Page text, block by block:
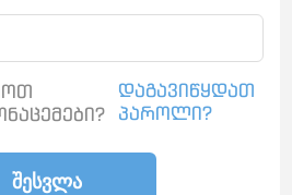
დაგავიწყდათ
პაროლი?
ᲨᲔᲡᲕᲚᲐ